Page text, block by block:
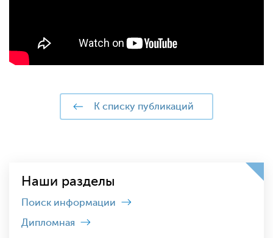
к списку публикаций
Наши разделы
Поиск информации
Дипломная